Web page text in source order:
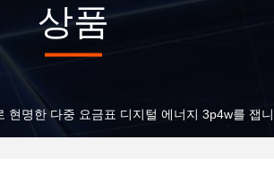
상품
와이파이 3 단계 딘 레일은 마큐드로 현명한 다중